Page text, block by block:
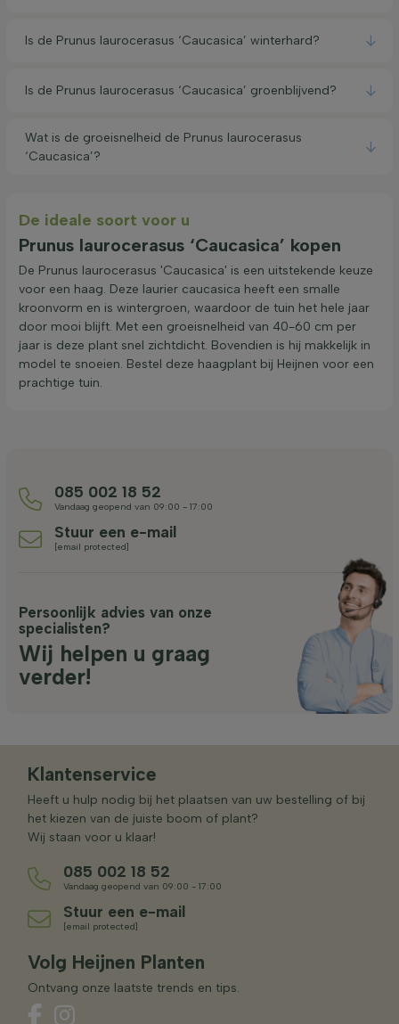
Is de Prunus laurocerasus ‘Caucasica’ winterhard?
Is de Prunus laurocerasus ‘Caucasica’ groenblijvend?
Wat is de groeisnelheid de Prunus laurocerasus
‘Caucasica’?
De ideale soort voor u
Prunus laurocerasus ‘Caucasica’ kopen
De Prunus laurocerasus 'Caucasica' is een uitstekende keuze
voor een haag. Deze laurier caucasica heeft een smalle
kroonvorm en is wintergroen, waardoor de tuin het hele jaar
door mooi blijft. Met een groeisnelheid van 40-60 cm per
jaar is deze plant snel zichtdicht. Bovendien is hij makkelijk in
model te snoeien. Bestel deze haagplant bij Heijnen voor een
prachtige tuin.
085 002 18 52
Vandaag geopend van 09:00 - 17:00
Stuur een e-mail
[email protected]
Persoonlijk advies van onze
specialisten?
Wij helpen u graag
verder!
Klantenservice
Heeft u hulp nodig bij het plaatsen van uw bestelling of bij
het kiezen van de juiste boom of plant?
Wij staan voor u klaar!
085 002 18 52
Vandaag geopend van 09:00 - 17:00
Stuur een e-mail
[email protected]
Volg Heijnen Planten
Ontvang onze laatste trends en tips.